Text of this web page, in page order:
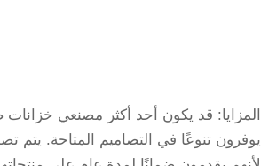
المزايا: قد يكون أحد أكثر مصنعي خزانات
يوفرون تنوعًا في التصاميم المتاحة. يتم